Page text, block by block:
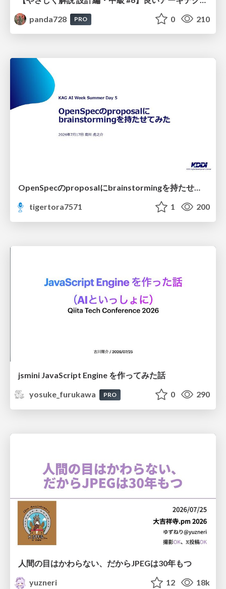
panda728
PRO 0 210
OpenSpecのproposalにbrainstormingを持たせてみた
tigertora7571
1 200
jsmini JavaScript Engine を作ってみた話
yosuke_furukawa
PRO 0 290
人間の目はかわらない、だからJPEGは30年もつ
yuzneri
12 18k